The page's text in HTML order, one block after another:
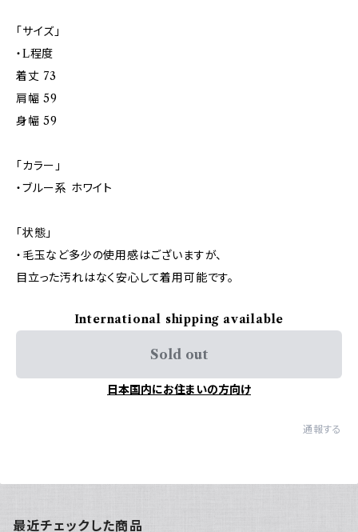
「サイズ」
・L程度
着丈 73
肩幅 59
身幅 59
「カラー」
・ブルー系 ホワイト
「状態」
・毛玉など多少の使用感はございますが、
目立った汚れはなく安心して着用可能です。
International shipping available
Sold out
日本国内にお住まいの方向け
通報する
最近チェックした商品